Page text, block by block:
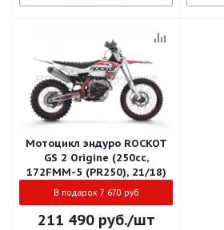
Мотоцикл эндуро ROCKOT
GS 2 Origine (250cc,
172FMM-5 (PR250), 21/18)
В подарок 7 670 руб
211 490руб./шт